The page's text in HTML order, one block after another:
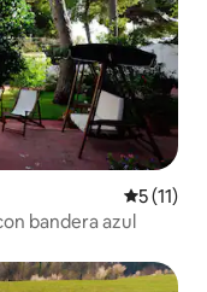
5 (11)
bandera azul